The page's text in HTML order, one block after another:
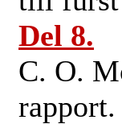
Del 8.
C. O.
rapport.